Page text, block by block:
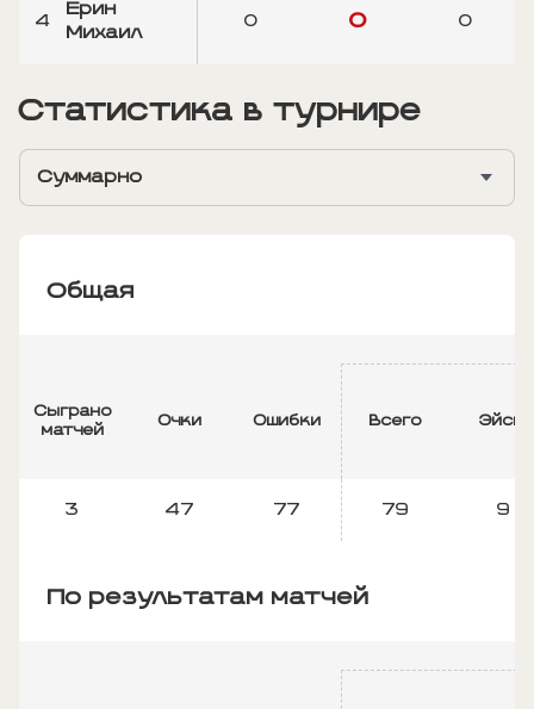
4
Ерин
Михаил
0 0 0
Статистика в турнире
Суммарно
Общая
Сыграно
матчей
Очки Ошибки Всего Эйсы
3 47 77 79 9
По результатам матчей